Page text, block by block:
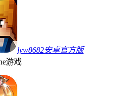
lyw8682安卓官方版
游戏